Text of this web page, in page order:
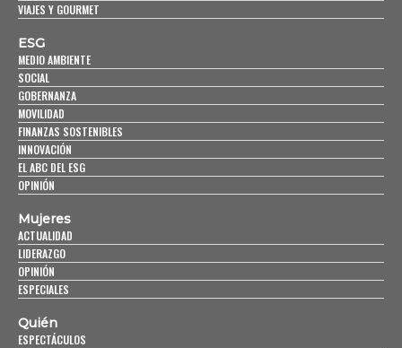
VIAJES Y GOURMET
ESG
MEDIO AMBIENTE
SOCIAL
GOBERNANZA
MOVILIDAD
FINANZAS SOSTENIBLES
INNOVACIÓN
EL ABC DEL ESG
OPINIÓN
Mujeres
ACTUALIDAD
LIDERAZGO
OPINIÓN
ESPECIALES
Quién
ESPECTÁCULOS